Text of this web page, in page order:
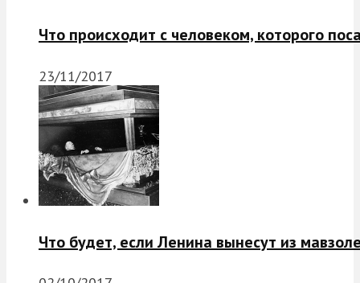
Что происходит с человеком, которого
23/11/2017
Что будет, если Ленина вынесут из